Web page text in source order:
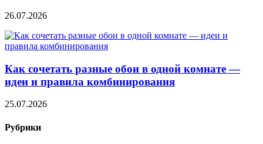
26.07.2026
Как сочетать разные обои в одной комнате —
идеи и правила комбинирования
25.07.2026
Рубрики